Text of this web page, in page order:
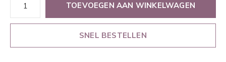
TOEVOEGEN AAN WINKELWAGEN
SNEL BESTELLEN